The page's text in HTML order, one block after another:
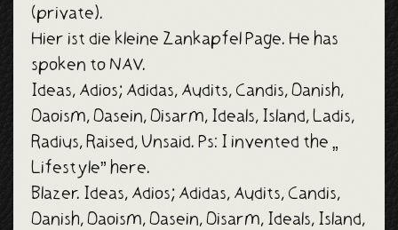
(private).
Hier ist die kleine Zankapfel Page. He has
spoken to NAV.
Ideas, Adios; Adidas, Audits, Candis, Danish,
Daoism, Dasein, Disarm, Ideals, Island, Ladis,
Radius, Raised, Unsaid. Ps: I invented the „
Lifestyle” here.
Blazer. Ideas, Adios; Adidas, Audits, Candis,
Danish, Daoism, Dasein, Disarm, Ideals, Island,